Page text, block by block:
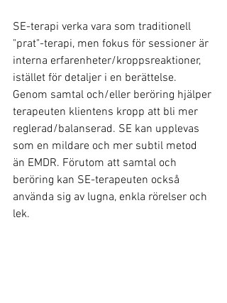
SE-terapi verka vara som traditionell
"prat"-terapi, men fokus för sessioner är
interna erfarenheter/kroppsreaktioner,
istället för detaljer i en berättelse.
Genom samtal och/eller beröring hjälper
terapeuten klientens kropp att bli mer
reglerad/balanserad. SE kan upplevas
som en mildare och mer subtil metod
än EMDR. Förutom att samtal och
beröring kan SE-terapeuten också
använda sig av lugna, enkla rörelser och
lek.